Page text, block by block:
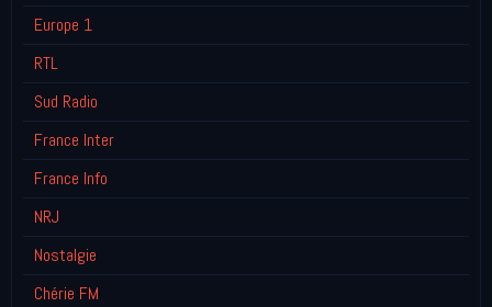
Europe 1
RTL
Sud Radio
France Inter
France Info
NRJ
Nostalgie
Chérie FM